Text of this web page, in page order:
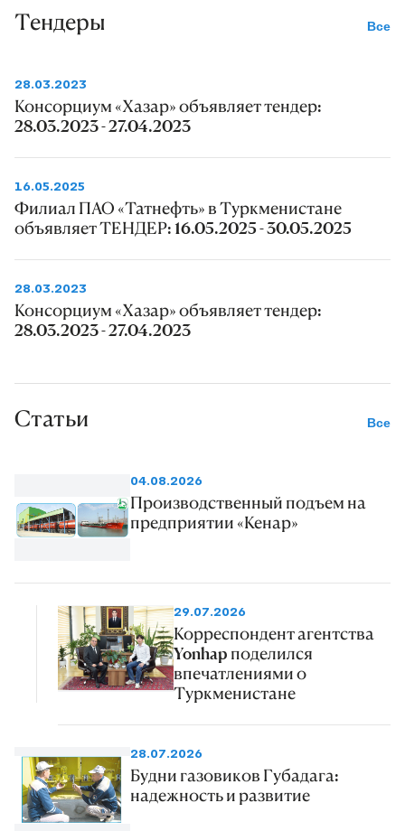
Тендеры Все
28.03.2023
Консорциум «Хазар» объявляет тендер:
28.03.2023 - 27.04.2023
16.05.2025
Филиал ПАО «Татнефть» в Туркменистане
объявляет ТЕНДЕР: 16.05.2025 - 30.05.2025
28.03.2023
Консорциум «Хазар» объявляет тендер:
28.03.2023 - 27.04.2023
Статьи Все
04.08.2026
Производственный подъем на
предприятии «Кенар»
29.07.2026
Корреспондент агентства
Yonhap поделился
впечатлениями о
Туркменистане
28.07.2026
Будни газовиков Губадага:
надежность и развитие